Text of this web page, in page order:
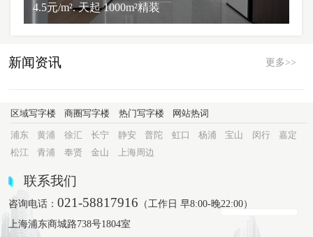
4.5元/m². 天起 1000m²精装
新闻资讯 更多>>
区域写字楼 商圈写字楼 热门写字楼 网站热词
浦东 黄浦 徐汇 长宁 静安 普陀 虹口 杨浦 宝山 闵行
嘉定
松江
青浦 奉贤 金山 上海周边
联系我们
咨询电话：021-58817916 （工作日 早8:00-晚22:00）
上海浦东商城路738号1804室